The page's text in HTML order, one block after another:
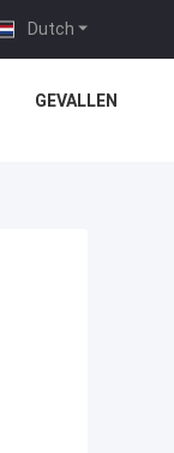
Dutch
GEVALLEN